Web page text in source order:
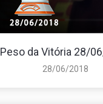
Peso da Vitória 28/
28/06/2018